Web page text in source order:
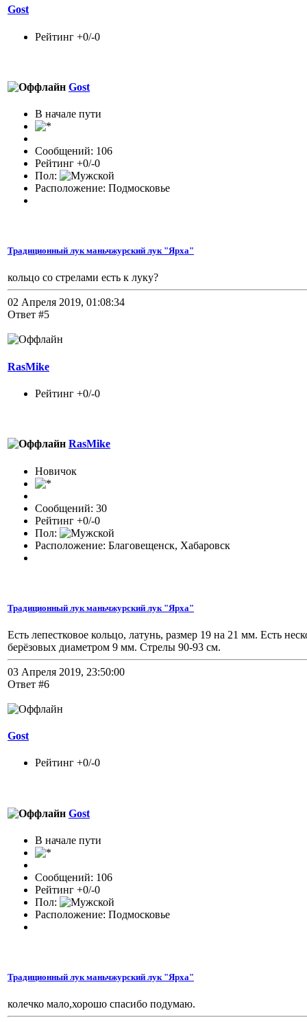
Gost
Рейтинг +0/-0
Gost
В начале пути
Сообщений: 106
Рейтинг +0/-0
Пол:
Расположение: Подмосковье
Традиционный лук маньчжурский лук "Ярха"
кольцо со стрелами есть к луку?
02 Апреля 2019, 01:08:34
Ответ #5
RasMike
Рейтинг +0/-0
RasMike
Новичок
Сообщений: 30
Рейтинг +0/-0
Пол:
Расположение: Благовещенск, Хабаровск
Традиционный лук маньчжурский лук "Ярха"
Есть лепестковое кольцо, латунь, размер 19 на 21 мм. Есть
берёзовых диаметром 9 мм. Стрелы 90-93 см.
03 Апреля 2019, 23:50:00
Ответ #6
Gost
Рейтинг +0/-0
Gost
В начале пути
Сообщений: 106
Рейтинг +0/-0
Пол:
Расположение: Подмосковье
Традиционный лук маньчжурский лук "Ярха"
колечко мало,хорошо спасибо подумаю.